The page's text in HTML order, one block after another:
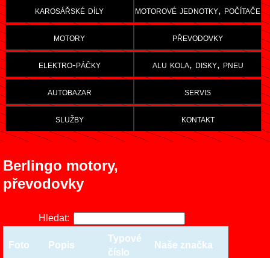
karosářské díly motorové jednotky, počítače
motory převodovky
elektro-páčky alu kola, disky, pneu
autobazar servis
služby kontakt
Berlingo motory,
převodovky
Hledat:
Foto Popis
Typové
číslo
Naše značka